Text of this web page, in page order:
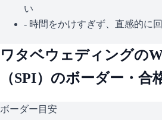
い
- 時間をかけすぎず、直感的に
ワタベウェディングの
（SPI）のボーダー・合
ボーダー目安